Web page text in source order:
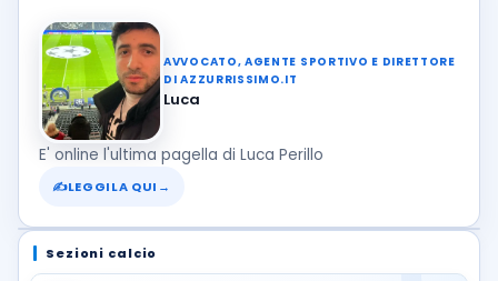
AVVOCATO, AGENTE SPORTIVO E DIRETTORE
DI AZZURRISSIMO.IT
Luca
E' online l'ultima pagella di Luca Perillo
✍LEGGILA QUI →
Sezioni calcio